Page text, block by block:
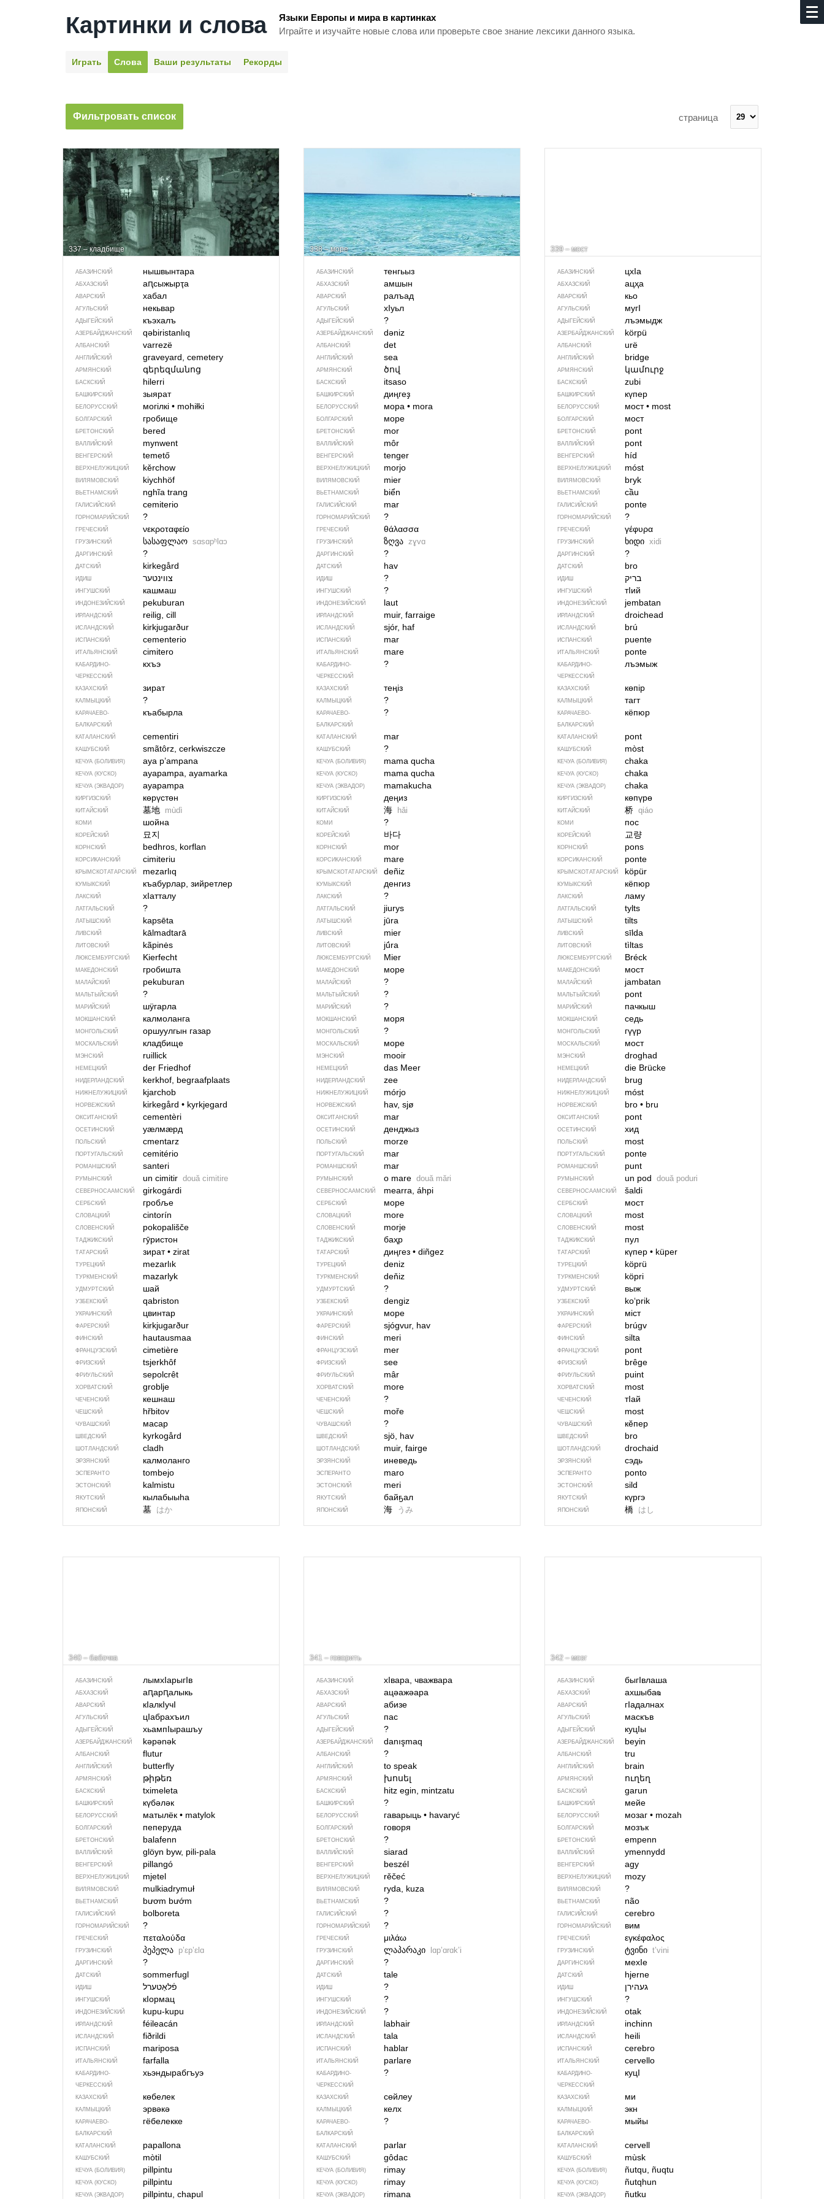
Картинки и слова
Языки Европы и мира в картинках
Играйте и изучайте новые слова или про­верьте свое знание лексики данного языка.
Играть Слова Ваши результаты Рекорды
Фильтровать список страница
337 – кладбище
АБАЗИНСКИЙ нышвынтара
АБХАЗСКИЙ аԥсыжырҭа
АВАРСКИЙ хабал
АГУЛЬСКИЙ некьвар
АДЫГЕЙСКИЙ къэхалъ
АЗЕРБАЙДЖАН­СКИЙ qəbiristanlıq
АЛБАНСКИЙ varrezë
АНГЛИЙСКИЙ graveyard, cemetery
АРМЯНСКИЙ գերեզմանոց
БАСКСКИЙ hilerri
БАШКИРСКИЙ зыярат
БЕЛОРУССКИЙ могілкі •mohiłki
БОЛГАРСКИЙ гробище
БРЕТОНСКИЙ bered
ВАЛЛИЙСКИЙ mynwent
ВЕНГЕРСКИЙ temető
ВЕРХНЕЛУЖИЦКИЙ kěrchow
ВИЛЯМОВСКИЙ kiychhöf
ВЬЕТНАМСКИЙ nghĩa trang
ГАЛИСИЙСКИЙ cemiterio
ГОРНОМАРИЙСКИЙ ?
ГРЕЧЕСКИЙ νεκροταφείο
ГРУЗИНСКИЙ სასაფლაო sɑsɑpʰlɑɔ
ДАРГИНСКИЙ ?
ДАТСКИЙ kirkegård
ИДИШ צווינטער
ИНГУШСКИЙ кашмаш
ИНДОНЕЗИЙСКИЙ pekuburan
ИРЛАНДСКИЙ reilig, cill
ИСЛАНДСКИЙ kirkjugarður
ИСПАНСКИЙ cementerio
ИТАЛЬЯНСКИЙ cimitero
КАБАРДИНО-
ЧЕРКЕССКИЙ
кхъэ
КАЗАХСКИЙ зират
КАЛМЫЦКИЙ ?
КАРАЧАЕВО-
БАЛКАРСКИЙ
къабырла
КАТАЛАНСКИЙ cementiri
КАШУБСКИЙ smãtôrz, cerkwiszcze
КЕЧУА (БОЛИВИЯ) aya p’ampana
КЕЧУА (КУСКО) ayapampa, ayamarka
КЕЧУА (ЭКВАДОР) ayapampa
КИРГИЗСКИЙ көрүстөн
КИТАЙСКИЙ 墓地 mùdì
КОМИ шойна
КОРЕЙСКИЙ 묘지
КОРНСКИЙ bedhros, korflan
КОРСИКАНСКИЙ cimiteriu
КРЫМСКО­ТАТАРСКИЙ mezarlıq
КУМЫКСКИЙ къабурлар, зийретлер
ЛАКСКИЙ хIатталу
ЛАТГАЛЬСКИЙ ?
ЛАТЫШСКИЙ kapsēta
ЛИВСКИЙ kālmadtarā
ЛИТОВСКИЙ kãpinės
ЛЮКСЕМБУРГСКИЙ Kierfecht
МАКЕДОНСКИЙ гробишта
МАЛАЙСКИЙ pekuburan
МАЛЬТЫЙСКИЙ ?
МАРИЙСКИЙ шӱгарла
МОКШАНСКИЙ калмоланга
МОНГОЛЬСКИЙ оршуулгын газар
МОСКАЛЬСКИЙ кладбище
МЭНСКИЙ ruillick
НЕМЕЦКИЙ der Friedhof
НИДЕРЛАНДСКИЙ kerkhof, begraafplaats
НИЖНЕЛУЖИЦКИЙ kjarchob
НОРВЕЖСКИЙ kirkegård •kyrkjegard
ОКСИТАНСКИЙ cementèri
ОСЕТИНСКИЙ уӕлмӕрд
ПОЛЬСКИЙ cmentarz
ПОРТУГАЛЬСКИЙ cemitério
РОМАНШСКИЙ santeri
РУМЫНСКИЙ un cimitir două cimitire
СЕВЕР­НО­СА­АМ­СКИЙ girkogárdi
СЕРБСКИЙ гробље
СЛОВАЦКИЙ cintorín
СЛОВЕНСКИЙ pokopališče
ТАДЖИКСКИЙ гӯристон
ТАТАРСКИЙ зират•zirat
ТУРЕЦКИЙ mezarlık
ТУРКМЕНСКИЙ mazarlyk
УДМУРТСКИЙ шай
УЗБЕКСКИЙ qabriston
УКРАИНСКИЙ цвинтар
ФАРЕРСКИЙ kirkjugarður
ФИНСКИЙ hautausmaa
ФРАНЦУЗСКИЙ cimetière
ФРИЗСКИЙ tsjerkhôf
ФРИУЛЬСКИЙ sepolcrêt
ХОРВАТСКИЙ groblje
ЧЕЧЕНСКИЙ кешнаш
ЧЕШСКИЙ hřbitov
ЧУВАШСКИЙ масар
ШВЕДСКИЙ kyrkogård
ШОТЛАНДСКИЙ cladh
ЭРЗЯНСКИЙ калмоланго
ЭСПЕРАНТО tombejo
ЭСТОНСКИЙ kalmistu
ЯКУТСКИЙ кылабыыһа
ЯПОНСКИЙ 墓 はか
338 – море
АБАЗИНСКИЙ тенгьыз
АБХАЗСКИЙ амшын
АВАРСКИЙ ралъад
АГУЛЬСКИЙ хIуьл
АДЫГЕЙСКИЙ ?
АЗЕРБАЙДЖАН­СКИЙ dəniz
АЛБАНСКИЙ det
АНГЛИЙСКИЙ sea
АРМЯНСКИЙ ծով
БАСКСКИЙ itsaso
БАШКИРСКИЙ диңгеҙ
БЕЛОРУССКИЙ мора • mora
БОЛГАРСКИЙ море
БРЕТОНСКИЙ mor
ВАЛЛИЙСКИЙ môr
ВЕНГЕРСКИЙ tenger
ВЕРХНЕЛУЖИЦКИЙ morjo
ВИЛЯМОВСКИЙ mier
ВЬЕТНАМСКИЙ biển
ГАЛИСИЙСКИЙ mar
ГОРНОМАРИЙСКИЙ ?
ГРЕЧЕСКИЙ θάλασσα
ГРУЗИНСКИЙ ზღვა zɣvɑ
ДАРГИНСКИЙ ?
ДАТСКИЙ hav
ИДИШ ?
ИНГУШСКИЙ ?
ИНДОНЕЗИЙСКИЙ laut
ИРЛАНДСКИЙ muir, farraige
ИСЛАНДСКИЙ sjór, haf
ИСПАНСКИЙ mar
ИТАЛЬЯНСКИЙ mare
КАБАРДИНО-
ЧЕРКЕССКИЙ
?
КАЗАХСКИЙ теңіз
КАЛМЫЦКИЙ ?
КАРАЧАЕВО-
БАЛКАРСКИЙ
?
КАТАЛАНСКИЙ mar
КАШУБСКИЙ ?
КЕЧУА (БОЛИВИЯ) mama qucha
КЕЧУА (КУСКО) mama qucha
КЕЧУА (ЭКВАДОР) mamakucha
КИРГИЗСКИЙ деңиз
КИТАЙСКИЙ 海 hǎi
КОМИ ?
КОРЕЙСКИЙ 바다
КОРНСКИЙ mor
КОРСИКАНСКИЙ mare
КРЫМСКО­ТАТАРСКИЙ deñiz
КУМЫКСКИЙ денгиз
ЛАКСКИЙ ?
ЛАТГАЛЬСКИЙ jiurys
ЛАТЫШСКИЙ jūra
ЛИВСКИЙ mier
ЛИТОВСКИЙ jū́ra
ЛЮКСЕМБУРГСКИЙ Mier
МАКЕДОНСКИЙ море
МАЛАЙСКИЙ ?
МАЛЬТЫЙСКИЙ ?
МАРИЙСКИЙ ?
МОКШАНСКИЙ моря
МОНГОЛЬСКИЙ ?
МОСКАЛЬСКИЙ море
МЭНСКИЙ mooir
НЕМЕЦКИЙ das Meer
НИДЕРЛАНДСКИЙ zee
НИЖНЕЛУЖИЦКИЙ mórjo
НОРВЕЖСКИЙ hav, sjø
ОКСИТАНСКИЙ mar
ОСЕТИНСКИЙ денджыз
ПОЛЬСКИЙ morze
ПОРТУГАЛЬСКИЙ mar
РОМАНШСКИЙ mar
РУМЫНСКИЙ o mare două mări
СЕВЕР­НО­СА­АМ­СКИЙ mearra, áhpi
СЕРБСКИЙ море
СЛОВАЦКИЙ more
СЛОВЕНСКИЙ morje
ТАДЖИКСКИЙ баҳр
ТАТАРСКИЙ диңгез • diñgez
ТУРЕЦКИЙ deniz
ТУРКМЕНСКИЙ deňiz
УДМУРТСКИЙ ?
УЗБЕКСКИЙ dengiz
УКРАИНСКИЙ море
ФАРЕРСКИЙ sjógvur, hav
ФИНСКИЙ meri
ФРАНЦУЗСКИЙ mer
ФРИЗСКИЙ see
ФРИУЛЬСКИЙ mâr
ХОРВАТСКИЙ more
ЧЕЧЕНСКИЙ ?
ЧЕШСКИЙ moře
ЧУВАШСКИЙ ?
ШВЕДСКИЙ sjö, hav
ШОТЛАНДСКИЙ muir, fairge
ЭРЗЯНСКИЙ иневедь
ЭСПЕРАНТО maro
ЭСТОНСКИЙ meri
ЯКУТСКИЙ байҕал
ЯПОНСКИЙ 海 うみ
339 – мост
АБАЗИНСКИЙ цхIа
АБХАЗСКИЙ ацҳа
АВАРСКИЙ кьо
АГУЛЬСКИЙ мугI
АДЫГЕЙСКИЙ лъэмыдж
АЗЕРБАЙДЖАН­СКИЙ körpü
АЛБАНСКИЙ urë
АНГЛИЙСКИЙ bridge
АРМЯНСКИЙ կամուրջ
БАСКСКИЙ zubi
БАШКИРСКИЙ күпер
БЕЛОРУССКИЙ мост• most
БОЛГАРСКИЙ мост
БРЕТОНСКИЙ pont
ВАЛЛИЙСКИЙ pont
ВЕНГЕРСКИЙ híd
ВЕРХНЕЛУЖИЦКИЙ móst
ВИЛЯМОВСКИЙ bryk
ВЬЕТНАМСКИЙ cầu
ГАЛИСИЙСКИЙ ponte
ГОРНОМАРИЙСКИЙ ?
ГРЕЧЕСКИЙ γέφυρα
ГРУЗИНСКИЙ ხიდი xidi
ДАРГИНСКИЙ ?
ДАТСКИЙ bro
ИДИШ בריק
ИНГУШСКИЙ тIий
ИНДОНЕЗИЙСКИЙ jembatan
ИРЛАНДСКИЙ droichead
ИСЛАНДСКИЙ brú
ИСПАНСКИЙ puente
ИТАЛЬЯНСКИЙ ponte
КАБАРДИНО-
ЧЕРКЕССКИЙ
лъэмыж
КАЗАХСКИЙ көпір
КАЛМЫЦКИЙ тагт
КАРАЧАЕВО-
БАЛКАРСКИЙ
кёпюр
КАТАЛАНСКИЙ pont
КАШУБСКИЙ mòst
КЕЧУА (БОЛИВИЯ) chaka
КЕЧУА (КУСКО) chaka
КЕЧУА (ЭКВАДОР) chaka
КИРГИЗСКИЙ көпүрө
КИТАЙСКИЙ 桥 qiáo
КОМИ пос
КОРЕЙСКИЙ 교량
КОРНСКИЙ pons
КОРСИКАНСКИЙ ponte
КРЫМСКО­ТАТАРСКИЙ köpür
КУМЫКСКИЙ кёпюр
ЛАКСКИЙ ламу
ЛАТГАЛЬСКИЙ tylts
ЛАТЫШСКИЙ tilts
ЛИВСКИЙ sīlda
ЛИТОВСКИЙ tìltas
ЛЮКСЕМБУРГСКИЙ Bréck
МАКЕДОНСКИЙ мост
МАЛАЙСКИЙ jambatan
МАЛЬТЫЙСКИЙ pont
МАРИЙСКИЙ пачкыш
МОКШАНСКИЙ седь
МОНГОЛЬСКИЙ гүүр
МОСКАЛЬСКИЙ мост
МЭНСКИЙ droghad
НЕМЕЦКИЙ die Brücke
НИДЕРЛАНДСКИЙ brug
НИЖНЕЛУЖИЦКИЙ móst
НОРВЕЖСКИЙ bro• bru
ОКСИТАНСКИЙ pont
ОСЕТИНСКИЙ хид
ПОЛЬСКИЙ most
ПОРТУГАЛЬСКИЙ ponte
РОМАНШСКИЙ punt
РУМЫНСКИЙ un pod două poduri
СЕВЕР­НО­СА­АМ­СКИЙ šaldi
СЕРБСКИЙ мост
СЛОВАЦКИЙ most
СЛОВЕНСКИЙ most
ТАДЖИКСКИЙ пул
ТАТАРСКИЙ күпер• küper
ТУРЕЦКИЙ köprü
ТУРКМЕНСКИЙ köpri
УДМУРТСКИЙ выж
УЗБЕКСКИЙ koʻprik
УКРАИНСКИЙ міст
ФАРЕРСКИЙ brúgv
ФИНСКИЙ silta
ФРАНЦУЗСКИЙ pont
ФРИЗСКИЙ brêge
ФРИУЛЬСКИЙ puint
ХОРВАТСКИЙ most
ЧЕЧЕНСКИЙ тIай
ЧЕШСКИЙ most
ЧУВАШСКИЙ кӗпер
ШВЕДСКИЙ bro
ШОТЛАНДСКИЙ drochaid
ЭРЗЯНСКИЙ сэдь
ЭСПЕРАНТО ponto
ЭСТОНСКИЙ sild
ЯКУТСКИЙ күргэ
ЯПОНСКИЙ 橋 はし
340 – бабочка
АБАЗИНСКИЙ лымхIарыгIв
АБХАЗСКИЙ аԥарԥалыкь
АВАРСКИЙ кIалкIучI
АГУЛЬСКИЙ цIабрахъил
АДЫГЕЙСКИЙ хьампIырашъу
АЗЕРБАЙДЖАН­СКИЙ kəpənək
АЛБАНСКИЙ flutur
АНГЛИЙСКИЙ butterfly
АРМЯНСКИЙ թիթեռ
БАСКСКИЙ tximeleta
БАШКИРСКИЙ күбәләк
БЕЛОРУССКИЙ матылёк •matylok
БОЛГАРСКИЙ пеперуда
БРЕТОНСКИЙ balafenn
ВАЛЛИЙСКИЙ glöyn byw, pili-pala
ВЕНГЕРСКИЙ pillangó
ВЕРХНЕЛУЖИЦКИЙ mjetel
ВИЛЯМОВСКИЙ mulkiadrymuł
ВЬЕТНАМСКИЙ bươm bướm
ГАЛИСИЙСКИЙ bolboreta
ГОРНОМАРИЙСКИЙ ?
ГРЕЧЕСКИЙ πεταλούδα
ГРУЗИНСКИЙ პეპელა pʼɛpʼɛlɑ
ДАРГИНСКИЙ ?
ДАТСКИЙ sommerfugl
ИДИШ
ИНГУШСКИЙ кIормац
ИНДОНЕЗИЙСКИЙ kupu-kupu
ИРЛАНДСКИЙ féileacán
ИСЛАНДСКИЙ fiðrildi
ИСПАНСКИЙ mariposa
ИТАЛЬЯНСКИЙ farfalla
КАБАРДИНО-
ЧЕРКЕССКИЙ
хьэндырабгъуэ
КАЗАХСКИЙ көбелек
КАЛМЫЦКИЙ эрвәкә
КАРАЧАЕВО-
БАЛКАРСКИЙ
гёбелекке
КАТАЛАНСКИЙ papallona
КАШУБСКИЙ mòtil
КЕЧУА (БОЛИВИЯ) pillpintu
КЕЧУА (КУСКО) pillpintu
КЕЧУА (ЭКВАДОР) pillpintu, chapul
341 – говорить
АБАЗИНСКИЙ хIвара, чважвара
АБХАЗСКИЙ ацәажәара
АВАРСКИЙ абизе
АГУЛЬСКИЙ пас
АДЫГЕЙСКИЙ ?
АЗЕРБАЙДЖАН­СКИЙ danışmaq
АЛБАНСКИЙ ?
АНГЛИЙСКИЙ to speak
АРМЯНСКИЙ խոսել
БАСКСКИЙ hitz egin, mintzatu
БАШКИРСКИЙ ?
БЕЛОРУССКИЙ гаварыць • havaryć
БОЛГАРСКИЙ говоря
БРЕТОНСКИЙ ?
ВАЛЛИЙСКИЙ siarad
ВЕНГЕРСКИЙ beszél
ВЕРХНЕЛУЖИЦКИЙ rěčeć
ВИЛЯМОВСКИЙ ryda, kuza
ВЬЕТНАМСКИЙ ?
ГАЛИСИЙСКИЙ ?
ГОРНОМАРИЙСКИЙ ?
ГРЕЧЕСКИЙ μιλάω
ГРУЗИНСКИЙ ლაპარაკი lɑpʼɑrɑkʼi
ДАРГИНСКИЙ ?
ДАТСКИЙ tale
ИДИШ ?
ИНГУШСКИЙ ?
ИНДОНЕЗИЙСКИЙ ?
ИРЛАНДСКИЙ labhair
ИСЛАНДСКИЙ tala
ИСПАНСКИЙ hablar
ИТАЛЬЯНСКИЙ parlare
КАБАРДИНО-
ЧЕРКЕССКИЙ
?
КАЗАХСКИЙ сөйлеу
КАЛМЫЦКИЙ келх
КАРАЧАЕВО-
БАЛКАРСКИЙ
?
КАТАЛАНСКИЙ parlar
КАШУБСКИЙ gôdac
КЕЧУА (БОЛИВИЯ) rimay
КЕЧУА (КУСКО) rimay
КЕЧУА (ЭКВАДОР) rimana
342 – мозг
АБАЗИНСКИЙ быгIвлаша
АБХАЗСКИЙ ахшыбаҩ
АВАРСКИЙ гIадалнах
АГУЛЬСКИЙ маскъв
АДЫГЕЙСКИЙ куцIы
АЗЕРБАЙДЖАН­СКИЙ beyin
АЛБАНСКИЙ tru
АНГЛИЙСКИЙ brain
АРМЯНСКИЙ ուղեղ
БАСКСКИЙ garun
БАШКИРСКИЙ мейе
БЕЛОРУССКИЙ мозаг• mozah
БОЛГАРСКИЙ мозък
БРЕТОНСКИЙ empenn
ВАЛЛИЙСКИЙ ymennydd
ВЕНГЕРСКИЙ agy
ВЕРХНЕЛУЖИЦКИЙ mozy
ВИЛЯМОВСКИЙ ?
ВЬЕТНАМСКИЙ não
ГАЛИСИЙСКИЙ cerebro
ГОРНОМАРИЙСКИЙ вим
ГРЕЧЕСКИЙ εγκέφαλος
ГРУЗИНСКИЙ ტვინი tʼvini
ДАРГИНСКИЙ мехIе
ДАТСКИЙ hjerne
ИДИШ געהירן
ИНГУШСКИЙ ?
ИНДОНЕЗИЙСКИЙ otak
ИРЛАНДСКИЙ inchinn
ИСЛАНДСКИЙ heili
ИСПАНСКИЙ cerebro
ИТАЛЬЯНСКИЙ cervello
КАБАРДИНО-
ЧЕРКЕССКИЙ
куцI
КАЗАХСКИЙ ми
КАЛМЫЦКИЙ экн
КАРАЧАЕВО-
БАЛКАРСКИЙ
мыйы
КАТАЛАНСКИЙ cervell
КАШУБСКИЙ mùsk
КЕЧУА (БОЛИВИЯ) ñutqu, ñuqtu
КЕЧУА (КУСКО) ñutqhun
КЕЧУА (ЭКВАДОР) ñutku